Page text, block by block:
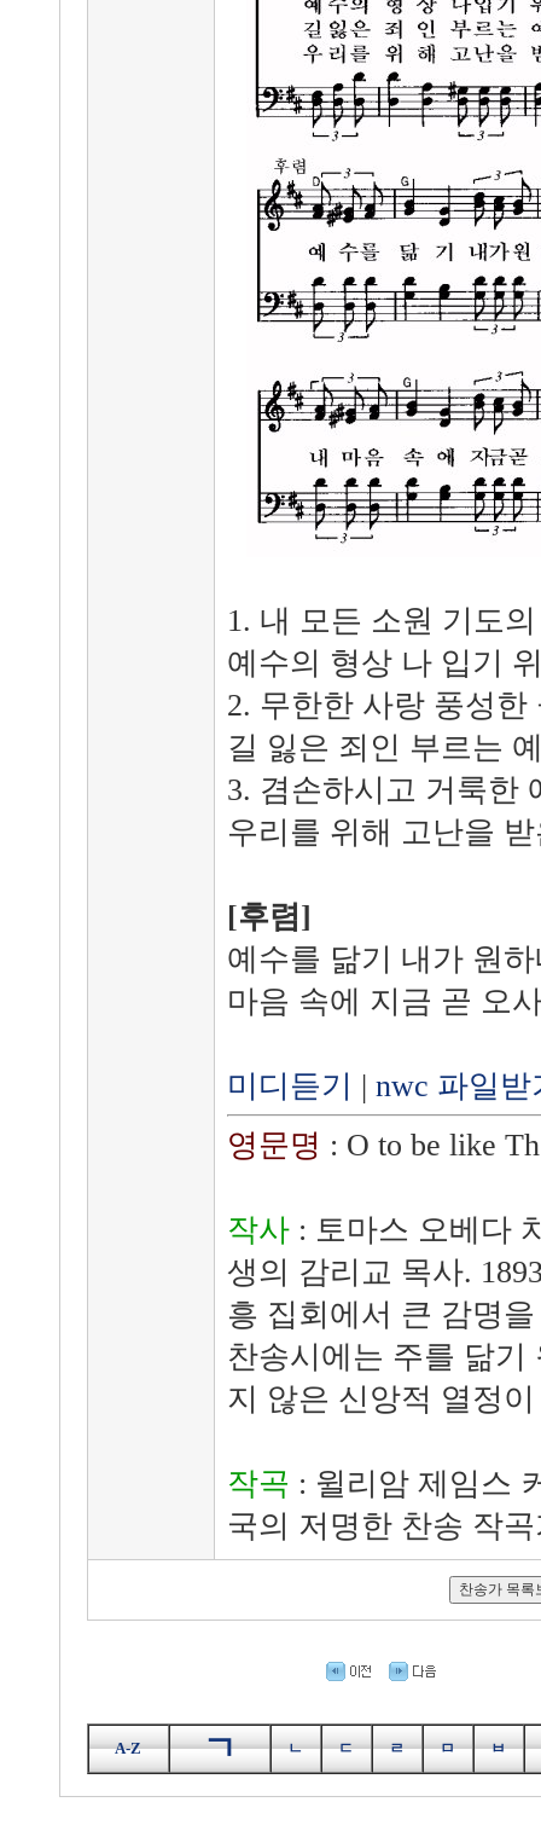
1. 내 모든 소원 기도
예수의 형상 나 입기
2. 무한한 사랑 풍성
길 잃은 죄인 부르는
3. 겸손하시고 거룩한
우리를 위해 고난을
[후렴]
예수를 닮기 내가 원
마음 속에 지금 곧 오
미디듣기 | nwc 파일받
영문명 : O to be like
작사: 토마스 오베다
생의 감리교 목사.
흥 집회에서 큰 감명
찬송시에는 주를 닮기
지 않은 신앙적 열정
작곡 : 윌리암 제임스
국의 저명한 찬송 작
A-Z ㄱ ㄴ ㄷ ㄹ ㅁ ㅂ